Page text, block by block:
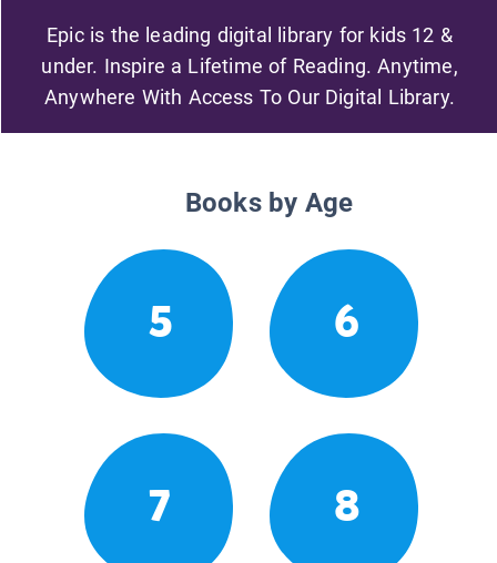
Epic is the leading digital library for kids 12 &
under. Inspire a Lifetime of Reading. Anytime,
Anywhere With Access To Our Digital Library.
Books by Age
5 6
7 8